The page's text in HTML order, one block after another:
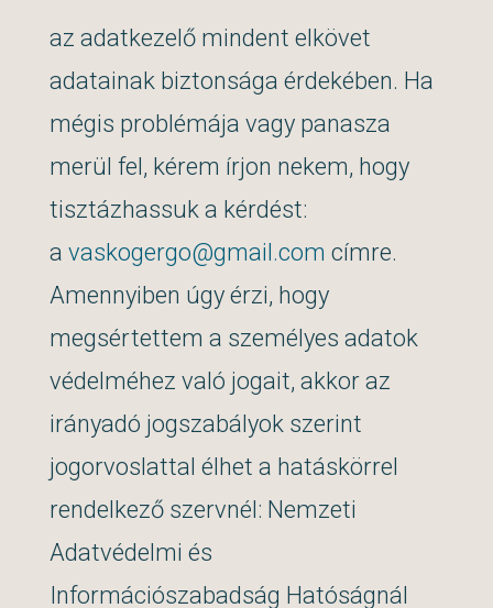
az adatkezelő mindent elkövet
adatainak biztonsága érdekében. Ha
mégis problémája vagy panasza
merül fel, kérem írjon nekem, hogy
tisztázhassuk a kérdést:
a vaskogergo@gmail.com címre.
Amennyiben úgy érzi, hogy
megsértettem a személyes adatok
védelméhez való jogait, akkor az
irányadó jogszabályok szerint
jogorvoslattal élhet a hatáskörrel
rendelkező szervnél: Nemzeti
Adatvédelmi és
Információszabadság Hatóságnál